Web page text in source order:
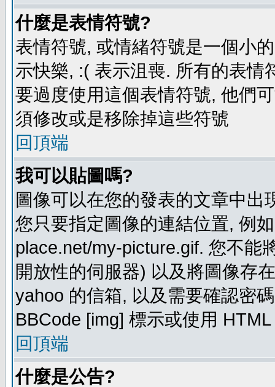
什麼是表情符號?
表情符號, 或情緒符號是一個小
示快樂, :( 表示沮喪. 所有的表情
要過度使用這個表情符號, 他們
須修改或是移除掉這些符號
回頂端
我可以貼圖嗎?
圖像可以在您的發表的文章中
您只要指定圖像的連結位置, 例
place.net/my-picture.gif. 您不能
開放性的伺服器) 以及將圖像存
yahoo 的信箱, 以及需要確認密
BBCode [img] 標示或使用
回頂端
什麼是公告?